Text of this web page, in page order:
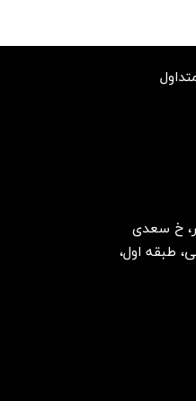
خ سعدی
طبقه اول،